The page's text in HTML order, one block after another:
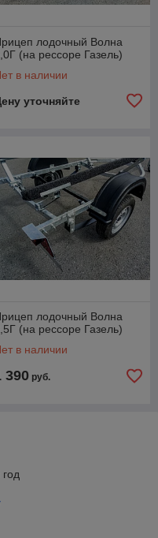
лодочный Волна
(на рессоре Газель)
в наличии
уточняйте
лодочный Волна
(на рессоре Газель)
в наличии
390 руб.